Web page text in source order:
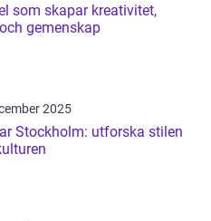
som skapar kreativitet,
gemenskap
2025
Stockholm: utforska stilen